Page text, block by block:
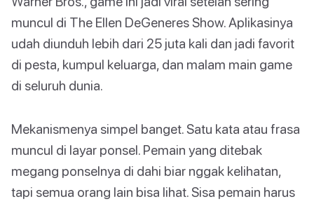
muncul di The Ellen DeGeneres Show. Aplikasinya
udah diunduh lebih dari 25 juta kali dan jadi favorit
di pesta, kumpul keluarga, dan malam main game
di seluruh dunia.
Mekanismenya simpel banget. Satu kata atau frasa
muncul di layar ponsel. Pemain yang ditebak
megang ponselnya di dahi biar nggak kelihatan,
tapi semua orang lain bisa lihat. Sisa pemain harus